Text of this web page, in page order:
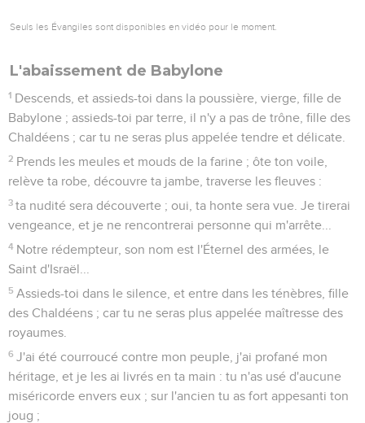
Seuls les Évangiles sont disponibles en vidéo pour le moment.
L'abaissement de Babylone
1 Descends, et assieds-toi dans la poussière, vierge, fille de
Babylone ; assieds-toi par terre, il n'y a pas de trône, fille des
Chaldéens ; car tu ne seras plus appelée tendre et délicate.
2 Prends les meules et mouds de la farine ; ôte ton voile,
relève ta robe, découvre ta jambe, traverse les fleuves :
3 ta nudité sera découverte ; oui, ta honte sera vue. Je tirerai
vengeance, et je ne rencontrerai personne qui m'arrête...
4 Notre rédempteur, son nom est l'Éternel des armées, le
Saint d'Israël...
5 Assieds-toi dans le silence, et entre dans les ténèbres, fille
des Chaldéens ; car tu ne seras plus appelée maîtresse des
royaumes.
6 J'ai été courroucé contre mon peuple, j'ai profané mon
héritage, et je les ai livrés en ta main : tu n'as usé d'aucune
miséricorde envers eux ; sur l'ancien tu as fort appesanti ton
joug ;